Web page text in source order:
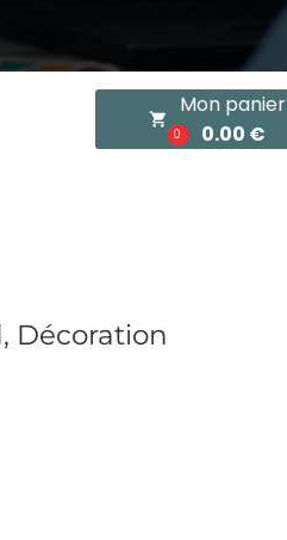
local_grocery_store
0
Mon panier
0.00 €
Décoration